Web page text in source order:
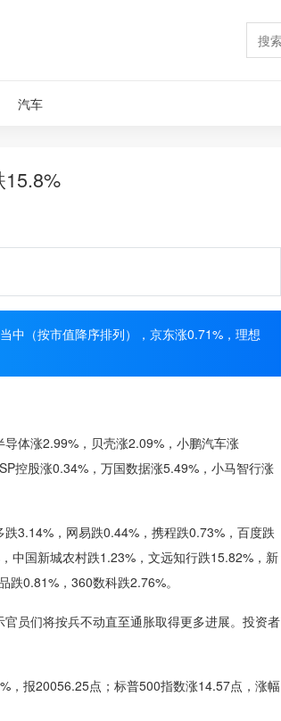
汽车
中（按市值降序排列），京东涨0.71%，理想
体涨2.99%，贝壳涨2.09%，小鹏汽车涨
控股涨0.34%，万国数据涨5.49%，小马智行涨
3.14%，网易跌0.44%，携程跌0.73%，百度跌
中国新城农村跌1.23%，文远知行跌15.82%，新
0.81%，360数科跌2.76%。
员们将按兵不动直至通胀取得更多进展。投资者
报20056.25点；标普500指数涨14.57点，涨幅